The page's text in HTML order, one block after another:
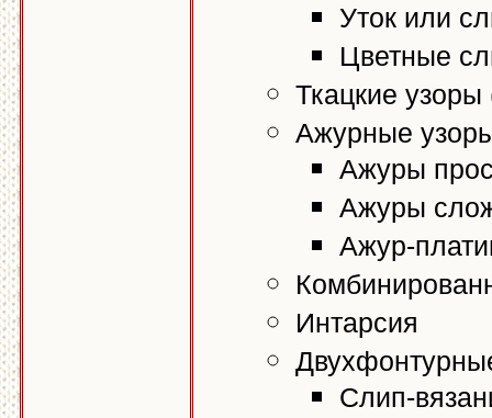
Уток или
Цветные
Ткацкие узоры
Ажурные
Ажуры
Ажуры
Ажур-
Интарсия
Слип-